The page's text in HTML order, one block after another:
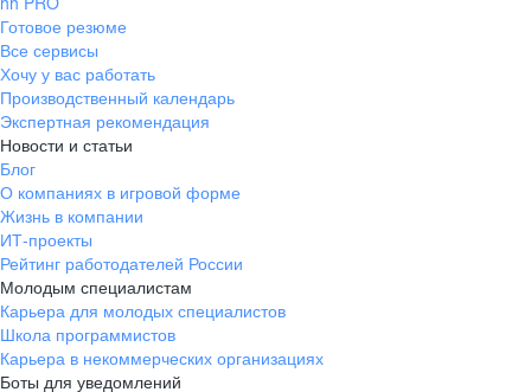
Готовое резюме
Все сервисы
Хочу у вас работать
Производственный календарь
Экспертная рекомендация
Новости и статьи
Блог
О компаниях в игровой форме
Жизнь в компании
ИТ-проекты
Рейтинг работодателей России
Молодым специалистам
Карьера для молодых специалистов
Школа программистов
Карьера в некоммерческих организациях
Боты для уведомлений